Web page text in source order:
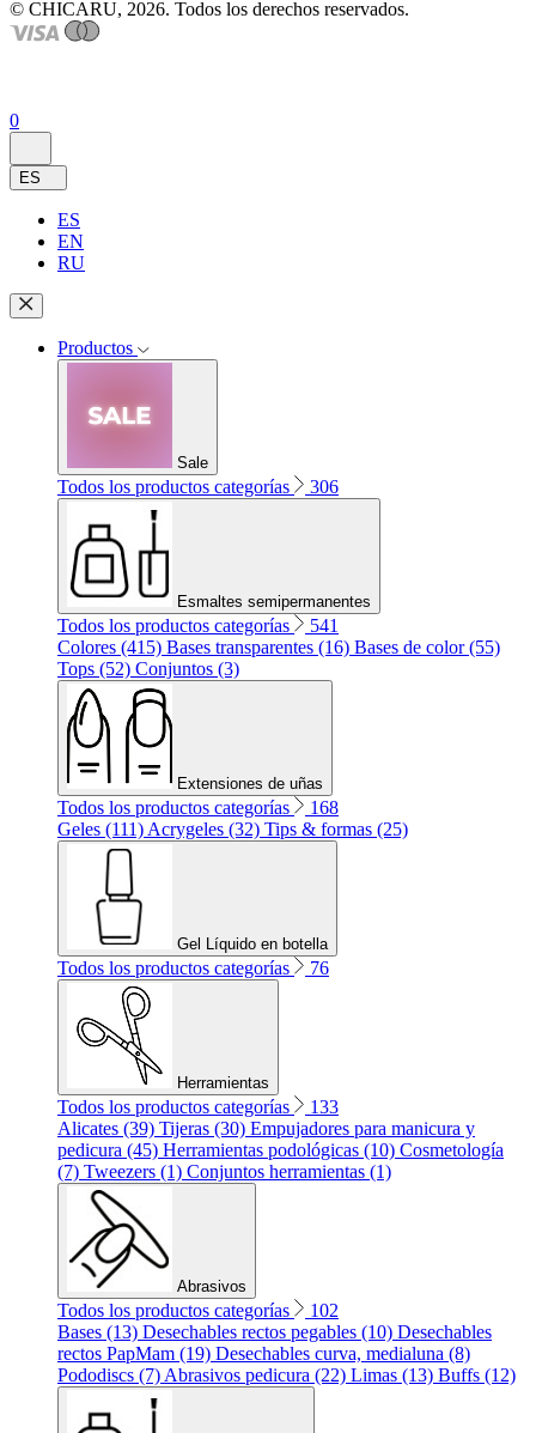
© CHICARU, 2026. Todos los derechos reservados.
0
ES
ES
EN
RU
Productos
Sale
Todos los productos categorías 306
Esmaltes semipermanentes
Todos los productos categorías
541
Colores (415) Bases transparentes (16) Bases de color (55)
Tops (52) Conjuntos (3)
Extensiones de uñas
Todos los productos categorías
168
Geles (111) Acrygeles (32) Tips & formas (25)
Gel Líquido en botella
Todos los productos categorías 76
Herramientas
Todos los productos categorías
133
Alicates (39) Tijeras (30) Empujadores para manicura y
pedicura (45) Herramientas podológicas (10) Cosmetología
(7) Tweezers (1) Conjuntos herramientas (1)
Abrasivos
Todos los productos categorías
102
Bases (13) Desechables rectos pegables (10) Desechables
rectos PapMam (19) Desechables curva, medialuna (8)
Pododiscs (7) Abrasivos pedicura (22) Limas (13) Buffs (12)